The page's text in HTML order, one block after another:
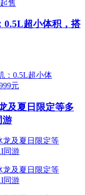
0.5L超小体积，搭
及夏日限定等多
游